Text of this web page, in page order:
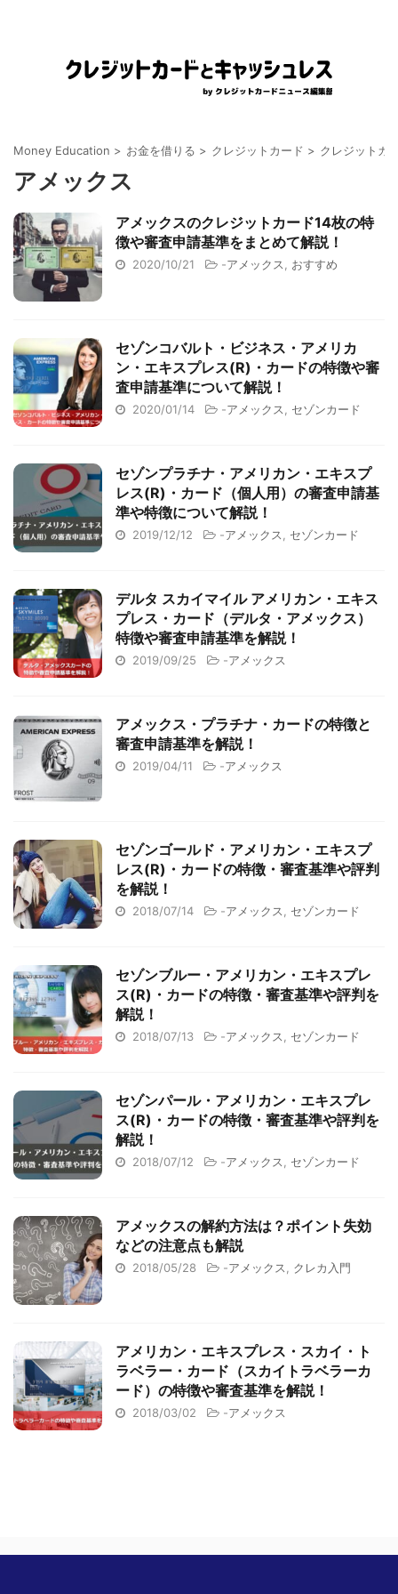
Money Education > お金を借りる > クレジットカード > クレジットカ
アメックス
アメックスのクレジットカード14枚の特
徴や審査申請基準をまとめて解説！
2020/10/21 -アメックス おすすめ
セゾンコバルト・ビジネス・アメリカ
ン・エキスプレス(R)・カードの特徴や審
査申請基準について解説！
2020/01/14 -アメックス セゾンカード
セゾンプラチナ・アメリカン・エキスプ
レス(R)・カード（個人用）の審査申請基
準や特徴について解説！
2019/12/12 -アメックス セゾンカード
デルタ スカイマイル アメリカン・エキス
プレス・カード（デルタ・アメックス）
特徴や審査申請基準を解説！
2019/09/25 -アメックス
アメックス・プラチナ・カードの特徴と
審査申請基準を解説！
2019/04/11 -アメックス
セゾンゴールド・アメリカン・エキスプ
レス(R)・カードの特徴・審査基準や評判
を解説！
2018/07/14 -アメックス セゾンカード
セゾンブルー・アメリカン・エキスプレ
ス(R)・カードの特徴・審査基準や評判を
解説！
2018/07/13 -アメックス セゾンカード
セゾンパール・アメリカン・エキスプレ
ス(R)・カードの特徴・審査基準や評判を
解説！
2018/07/12 -アメックス セゾンカード
アメックスの解約方法は？ポイント失効
などの注意点も解説
2018/05/28 -アメックス クレカ入門
アメリカン・エキスプレス・スカイ・ト
ラベラー・カード（スカイトラベラーカ
ード）の特徴や審査基準を解説！
2018/03/02 -アメックス